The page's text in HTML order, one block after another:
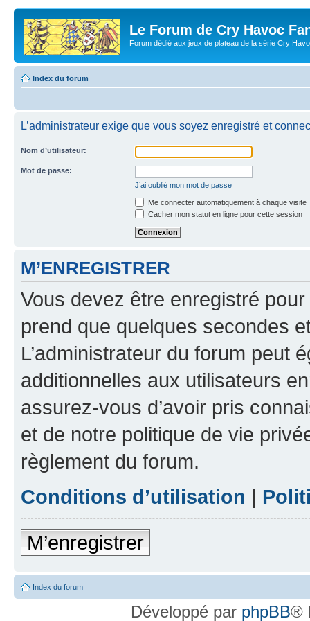
Le Forum de Cry Havoc
Forum dédié aux jeux de plateau de la série Cry
Index du forum
L’administrateur exige que vous soyez enregistré et
Nom d’utilisateur:
Mot de passe:
J’ai oublié mon mot de passe
Me connecter automatiquement à chaque visite
Cacher mon statut en ligne pour cette session
M’ENREGISTRER
Vous devez être enregistré
prend que quelques secondes
L’administrateur du forum peut
additionnelles aux utilisateurs
assurez-vous d’avoir pris
et de notre politique de vie
règlement du forum.
Conditions d’utilisation |
M’enregistrer
Index du forum
Développé par phpBB®